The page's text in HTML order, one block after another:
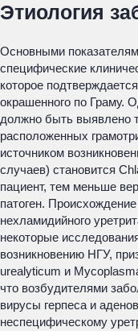
Этиология
Основными
специфические
которое
окрашенного по Граму.
должно быть выявлено
расположенных
источником
случаев) становится
пациент, тем меньше
патоген.
нехламидийного
некоторые
возникновению НГУ,
urealyticum и
что возбудителями
вирусы герпеса и
неспецифическому